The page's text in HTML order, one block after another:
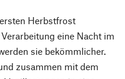
Herbstfrost
eine Nacht im
sie bekömmlicher.
zusammen mit dem